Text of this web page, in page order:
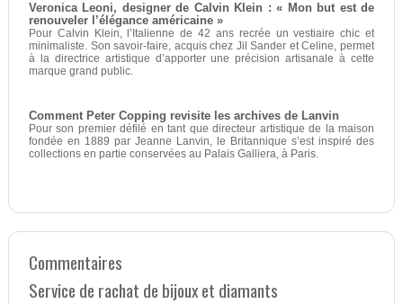
Veronica Leoni, designer de Calvin Klein : « Mon but est de
renouveler l’élégance américaine »
Pour Calvin Klein, l’Italienne de 42 ans recrée un vestiaire chic et
minimaliste. Son savoir-faire, acquis chez Jil Sander et Celine, permet
à la directrice artistique d’apporter une précision artisanale à cette
marque grand public.
Comment Peter Copping revisite les archives de Lanvin
Pour son premier défilé en tant que directeur artistique de la maison
fondée en 1889 par Jeanne Lanvin, le Britannique s’est inspiré des
collections en partie conservées au Palais Galliera, à Paris.
Commentaires
Service de rachat de bijoux et diamants